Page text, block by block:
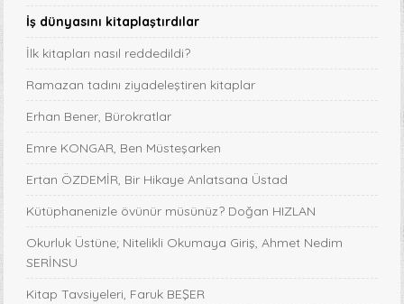
İş dünyasını kitaplaştırdılar
İlk kitapları nasıl reddedildi?
Ramazan tadını ziyadeleştiren kitaplar
Erhan Bener, Bürokratlar
Emre KONGAR, Ben Müsteşarken
Ertan ÖZDEMİR, Bir Hikaye Anlatsana Üstad
Kütüphanenizle övünür müsünüz? Doğan HIZLAN
Okurluk Üstüne; Nitelikli Okumaya Giriş, Ahmet Nedim
SERİNSU
Kitap Tavsiyeleri, Faruk BEŞER